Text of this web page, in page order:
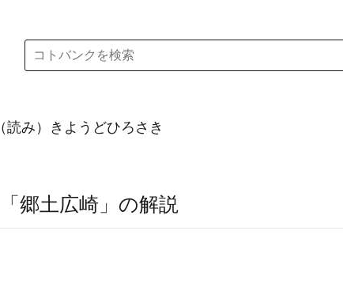
（読み）きようどひろさき
「郷土広崎」の解説